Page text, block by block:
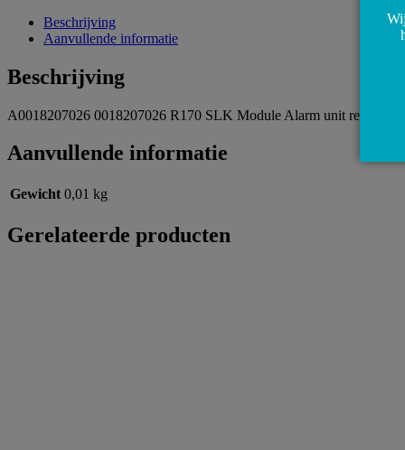
Beschrijving
Aanvullende informatie
Beschrijving
A0018207026 0018207026 R170 SLK Module Alarm unit relais
Aanvullende informatie
Gewicht 0,01 kg
Gerelateerde producten